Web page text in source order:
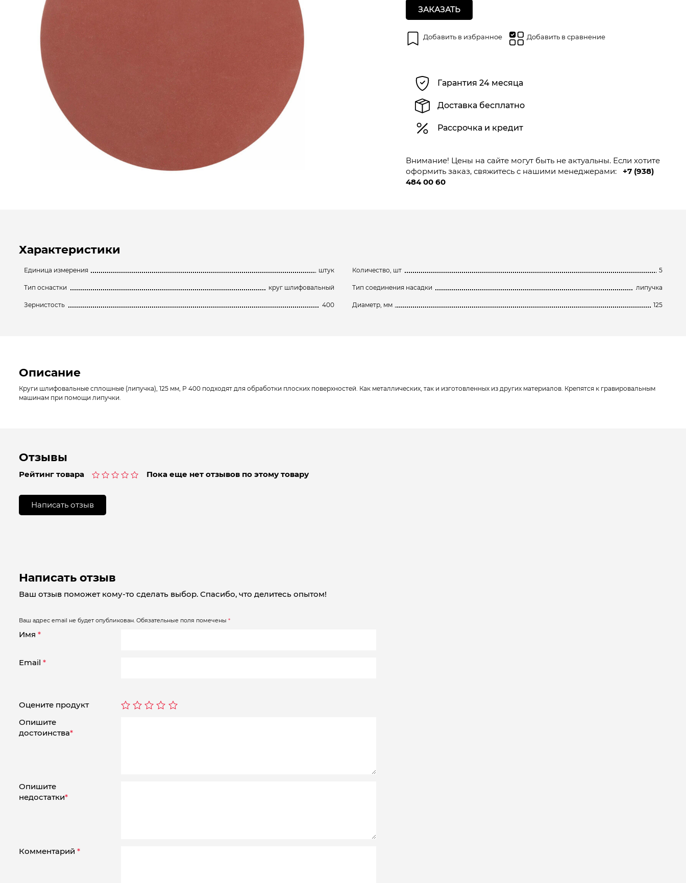
ЗАКАЗАТЬ
Добавить в избранное Добавить в сравнение
Гарантия 24 месяца
Доставка бесплатно
Рассрочка и кредит
Внимание! Цены на сайте могут быть не актуальны. Если хотите
оформить заказ, свяжитесь с нашими менеджерами:
+7 (938)
484 00 60
Характеристики
Единица измерения штук
Тип оснастки круг шлифовальный
Зернистость 400
Количество, шт 5
Тип соединения насадки липучка
Диаметр, мм 125
Описание
Круги шлифовальные сплошные (липучка), 125 мм, Р 400 подходят для обработки плоских поверхностей. Как металлических, так и изготовленных из других материалов. Крепятся к гравировальным
машинам при помощи липучки.
Отзывы
Рейтинг товара
0
5
Пока еще нет отзывов по этому товару
Написать отзыв
Написать отзыв
Ваш отзыв поможет кому-то сделать выбор. Спасибо, что делитесь опытом!
Ваш адрес email не будет опубликован. Обязательные поля помечены *
Имя *
Email *
Оцените продукт
Опишите
достоинства*
Опишите
недостатки*
Комментарий *